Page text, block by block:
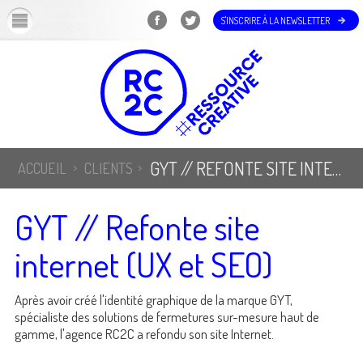
S'INSCRIRE À LA NEWSLETTER
ACCUEIL CLIENTS GYT // REFONTE SITE INTERNET (UX ET SEO)
GYT // Refonte site
internet (UX et SEO)
Après avoir créé l'identité graphique de la marque GYT,
spécialiste des solutions de fermetures sur-mesure haut de
gamme, l'agence RC2C a refondu son site Internet.